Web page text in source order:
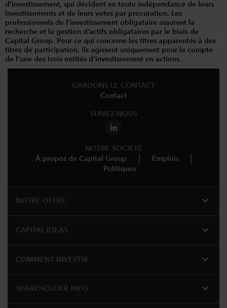
d’investissement, qui décident en toute indépendance de leurs
investissements et de leurs votes par procuration. Les
professionnels de l’investissement obligataire assurent la
recherche et la gestion d’actifs obligataires par le biais de
Capital Group. Pour ce qui concerne les titres apparentés à des
titres de participation, ils agissent uniquement pour le compte
de l’une des trois entités d’investissement en actions.
GARDONS LE CONTACT
Contact
SUIVEZ-NOUS
NOTRE SOCIÉTÉ
À propos de Capital Group
Emplois
Politiques
NOTRE OFFRE expand_more
CAPITAL IDEAS expand_more
COMMENT INVESTIR expand_more
SHAREHOLDER INFO expand_more